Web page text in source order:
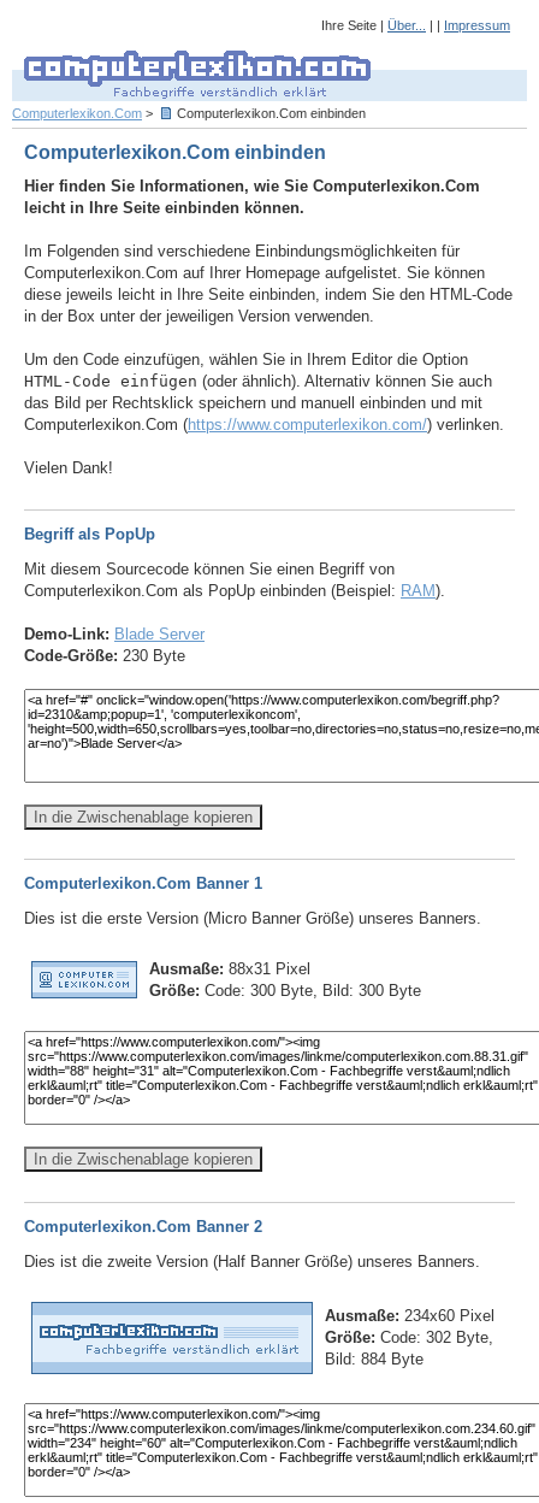
Ihre Seite | Über... | | Impressum
Computerlexikon.Com > Computerlexikon.Com einbinden
Computerlexikon.Com einbinden
Hier finden Sie Informationen, wie Sie Computerlexikon.Com
leicht in Ihre Seite einbinden können.
Im Folgenden sind verschiedene Einbindungsmöglichkeiten für
Computerlexikon.Com auf Ihrer Homepage aufgelistet. Sie können
diese jeweils leicht in Ihre Seite einbinden, indem Sie den HTML-Code
in der Box unter der jeweiligen Version verwenden.
Um den Code einzufügen, wählen Sie in Ihrem Editor die Option
HTML-Code einfügen (oder ähnlich). Alternativ können Sie auch
das Bild per Rechtsklick speichern und manuell einbinden und mit
Computerlexikon.Com (https://www.computerlexikon.com/) verlinken.
Vielen Dank!
Begriff als PopUp
Mit diesem Sourcecode können Sie einen Begriff von
Computerlexikon.Com als PopUp einbinden (Beispiel: RAM).
Demo-Link: Blade Server
Code-Größe: 230 Byte
In die Zwischenablage kopieren
Computerlexikon.Com Banner 1
Dies ist die erste Version (Micro Banner Größe) unseres Banners.
Ausmaße: 88x31 Pixel
Größe: Code: 300 Byte, Bild: 300 Byte
In die Zwischenablage kopieren
Computerlexikon.Com Banner 2
Dies ist die zweite Version (Half Banner Größe) unseres Banners.
Ausmaße: 234x60 Pixel
Größe: Code: 302 Byte,
Bild: 884 Byte